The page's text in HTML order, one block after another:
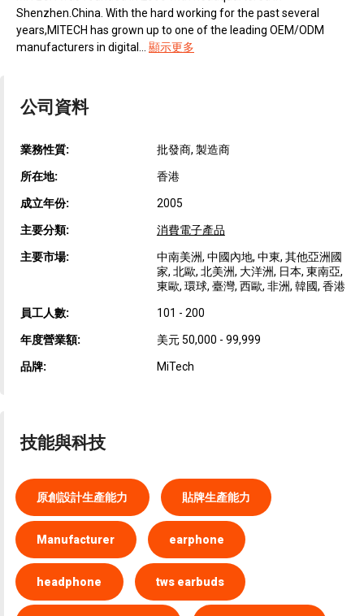
Shenzhen.China. With the hard working for the past several
years,MITECH has grown up to one of the leading OEM/ODM
manufacturers in digital... 顯示更多
公司資料
業務性質: 批發商, 製造商
所在地: 香港
成立年份: 2005
主要分類: 消費電子產品
主要市場:
中南美洲, 中國內地, 中東, 其他亞洲國
家, 北歐, 北美洲, 大洋洲, 日本, 東南亞,
東歐, 環球, 臺灣, 西歐, 非洲, 韓國, 香港
員工人數: 101 - 200
年度營業額: 美元 50,000 - 99,999
品牌: MiTech
技能與科技
原創設計生產能力 貼牌生產能力
Manufacturer earphone
headphone tws earbuds